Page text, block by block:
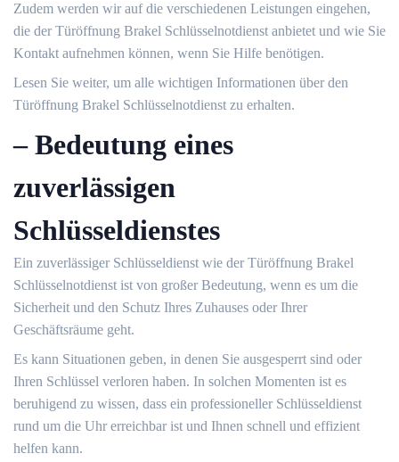
Zudem werden wir auf die verschiedenen Leistungen eingehen,
die der Türöffnung Brakel Schlüsselnotdienst anbietet und wie Sie
Kontakt aufnehmen können, wenn Sie Hilfe benötigen.​
Lesen Sie weiter, um alle wichtigen Informationen über den
Türöffnung Brakel Schlüsselnotdienst zu erhalten.​
– Bedeutung eines
zuverlässigen
Schlüsseldienstes
Ein zuverlässiger Schlüsseldienst wie der Türöffnung Brakel
Schlüsselnotdienst ist von großer Bedeutung, wenn es um die
Sicherheit und den Schutz Ihres Zuhauses oder Ihrer
Geschäftsräume geht.​
Es kann Situationen geben, in denen Sie ausgesperrt sind oder
Ihren Schlüssel verloren haben. In solchen Momenten ist es
beruhigend zu wissen, dass ein professioneller Schlüsseldienst
rund um die Uhr erreichbar ist und Ihnen schnell und effizient
helfen kann.​